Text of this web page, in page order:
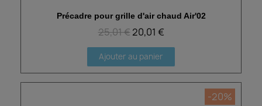
Aperçu rapide
Précadre pour grille d'air chaud Air'02
25,01 € 20,01 €
Ajouter au panier
-20%